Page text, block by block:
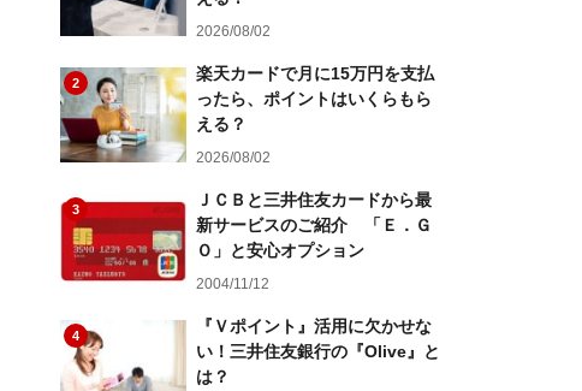
2026/08/02
2
楽天カードで月に15万円を支払
ったら、ポイントはいくらもら
える？
2026/08/02
3
ＪＣＢと三井住友カードから最
新サービスのご紹介 「Ｅ．Ｇ
Ｏ」と安心オプション
2004/11/12
4
『Ｖポイント』活用に欠かせな
い！三井住友銀行の『Olive』と
は？